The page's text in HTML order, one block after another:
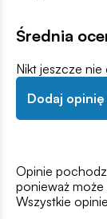
Średnia
Nikt jeszcze
Dodaj opinię
Opinie
ponieważ
Wszystkie